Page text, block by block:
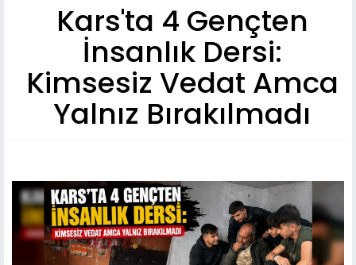
Kars'ta 4 Gençten
İnsanlık Dersi:
Kimsesiz Vedat Amca
Yalnız Bırakılmadı